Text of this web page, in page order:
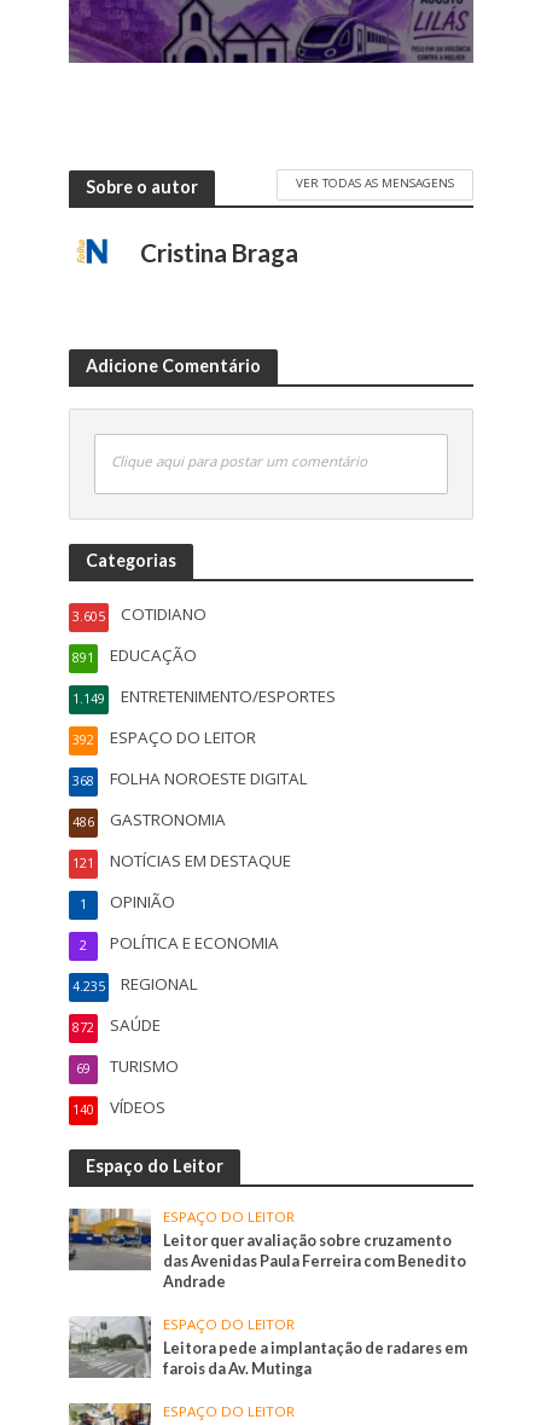
Sobre o autor VER TODAS AS MENSAGENS
Cristina Braga
Adicione Comentário
Clique aqui para postar um comentário
Categorias
COTIDIANO
3.605
EDUCAÇÃO
891
ENTRETENIMENTO/ESPORTES
1.149
ESPAÇO DO LEITOR
392
FOLHA NOROESTE DIGITAL
368
GASTRONOMIA
486
NOTÍCIAS EM DESTAQUE
121
OPINIÃO
1
POLÍTICA E ECONOMIA
2
REGIONAL
4.235
SAÚDE
872
TURISMO
69
VÍDEOS
140
Espaço do Leitor
ESPAÇO DO LEITOR
Leitor quer avaliação sobre cruzamento
das Avenidas Paula Ferreira com Benedito
Andrade
ESPAÇO DO LEITOR
Leitora pede a implantação de radares em
farois da Av. Mutinga
ESPAÇO DO LEITOR